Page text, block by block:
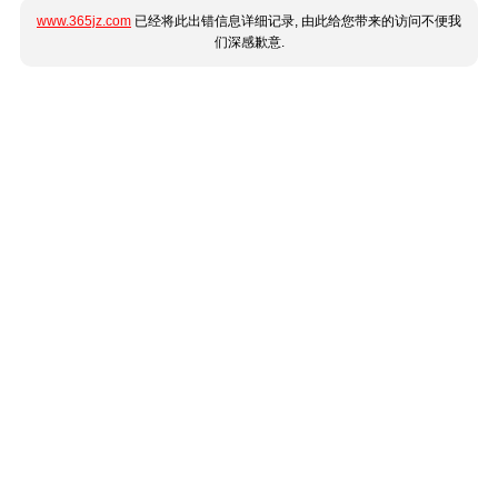
www.365jz.com 已经将此出错信息详细记录, 由此给您带来的访问不便我
们深感歉意.